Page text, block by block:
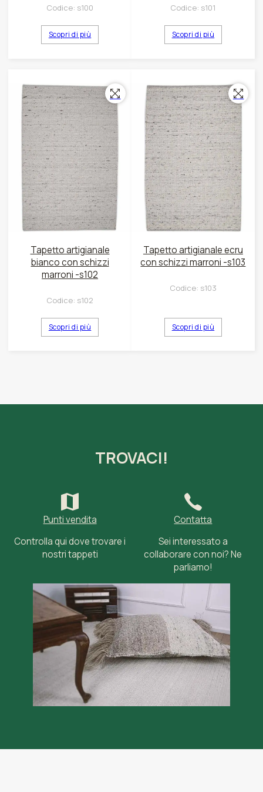
Codice: s100
Scopri di più
Codice: s101
Scopri di più
Tapetto artigianale
bianco con schizzi
marroni -s102
Codice: s102
Scopri di più
Tapetto artigianale ecru
con schizzi marroni -s103
Codice: s103
Scopri di più
TROVACI!
Punti vendita
Controlla qui dove trovare i
nostri tappeti
Contatta
Sei interessato a
collaborare con noi? Ne
parliamo!